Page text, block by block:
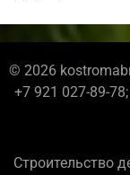
© 2026
+7 921 027-89-
Строительство